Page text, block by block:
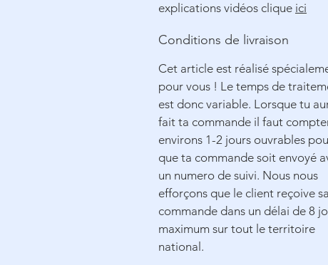
explications vidéos clique ici
Conditions de livraison
Cet article est réalisé
pour vous ! Le temps de
est donc variable. Lorsque tu
fait ta commande il faut
environs 1-2 jours ouvrables
que ta commande soit envoyé
un numero de suivi. Nous nous
efforçons que le client reçoive sa
commande dans un délai de 8
maximum sur tout le territoire
national.